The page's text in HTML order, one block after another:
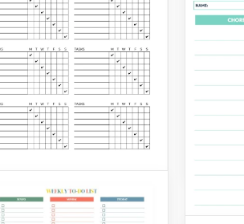
Você
mais
você
Google